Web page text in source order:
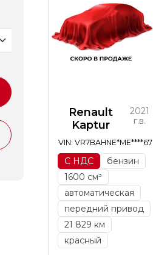
Renault
Kaptur
2021
г.в.
VIN: VR7BAHNE*ME****67
С НДС
бензин
1600 см³
автоматическая
передний привод
21 829 км
красный